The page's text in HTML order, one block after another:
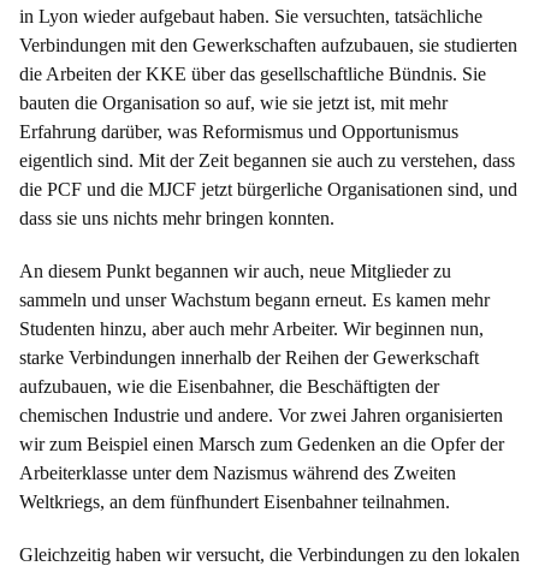
in Lyon wieder aufgebaut haben. Sie versuchten, tatsächliche
Verbindungen mit den Gewerkschaften aufzubauen, sie studierten
die Arbeiten der KKE über das gesellschaftliche Bündnis. Sie
bauten die Organisation so auf, wie sie jetzt ist, mit mehr
Erfahrung darüber, was Reformismus und Opportunismus
eigentlich sind. Mit der Zeit begannen sie auch zu verstehen, dass
die PCF und die MJCF jetzt bürgerliche Organisationen sind, und
dass sie uns nichts mehr bringen konnten.
An diesem Punkt begannen wir auch, neue Mitglieder zu
sammeln und unser Wachstum begann erneut. Es kamen mehr
Studenten hinzu, aber auch mehr Arbeiter. Wir beginnen nun,
starke Verbindungen innerhalb der Reihen der Gewerkschaft
aufzubauen, wie die Eisenbahner, die Beschäftigten der
chemischen Industrie und andere. Vor zwei Jahren organisierten
wir zum Beispiel einen Marsch zum Gedenken an die Opfer der
Arbeiterklasse unter dem Nazismus während des Zweiten
Weltkriegs, an dem fünfhundert Eisenbahner teilnahmen.
Gleichzeitig haben wir versucht, die Verbindungen zu den lokalen